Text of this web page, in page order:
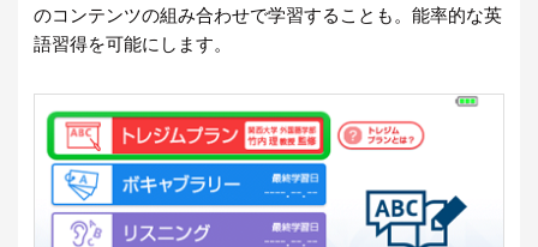
のコンテンツの組み合わせで学習することも。能率的な英
語習得を可能にします。